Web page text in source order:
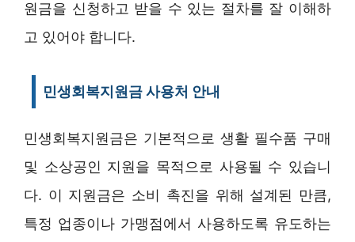
원금을 신청하고 받을 수 있는 절차를 잘 이해하
고 있어야 합니다.
민생회복지원금 사용처 안내
민생회복지원금은 기본적으로 생활 필수품 구매
및 소상공인 지원을 목적으로 사용될 수 있습니
다. 이 지원금은 소비 촉진을 위해 설계된 만큼,
특정 업종이나 가맹점에서 사용하도록 유도하는